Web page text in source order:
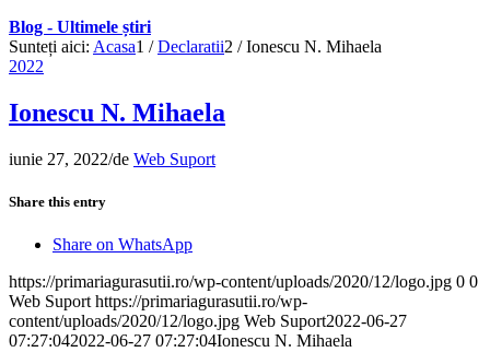
Blog - Ultimele știri
Sunteți aici: Acasa1 / Declaratii2 / Ionescu N. Mihaela
2022
Ionescu N. Mihaela
iunie 27, 2022/de Web Suport
Share this entry
Share on WhatsApp
https://primariagurasutii.ro/wp-content/uploads/2020/12/logo.jpg 0 0
Web Suport https://primariagurasutii.ro/wp-
content/uploads/2020/12/logo.jpg Web Suport2022-06-27
07:27:042022-06-27 07:27:04Ionescu N. Mihaela